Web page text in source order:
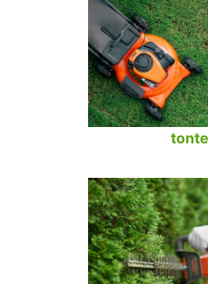
tonte